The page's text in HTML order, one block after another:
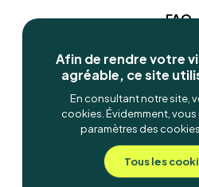
FAQ
Conditions
Politique de
Cookies
Afin de rendre votre
agréable, ce site
En consultant notre site,
cookies. Évidemment,
paramètres des
Tous les